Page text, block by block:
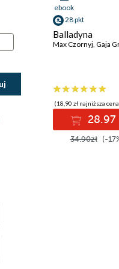
ebook
28 pkt
Balladyna
Max Czornyj, Gaja
(18,90 zł najniższa
28.97
34.90zł (-